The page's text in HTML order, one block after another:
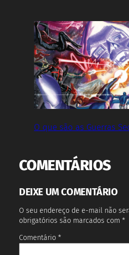
O que são as Guerras
COMENTÁRIOS
DEIXE UM COMENTÁRIO
O seu endereço de e-mail não
obrigatórios são marcados com *
Comentário *